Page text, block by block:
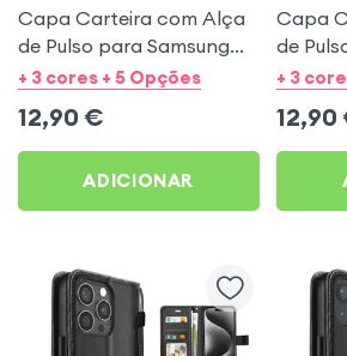
Capa Carteira com Alça
de Pulso para Samsung
Galaxy S21 FE - Preto
+ 3 cores + 5 Opções
12,90 €
ADICIONAR
Capa
de
Galaxy
+ 3
12,90